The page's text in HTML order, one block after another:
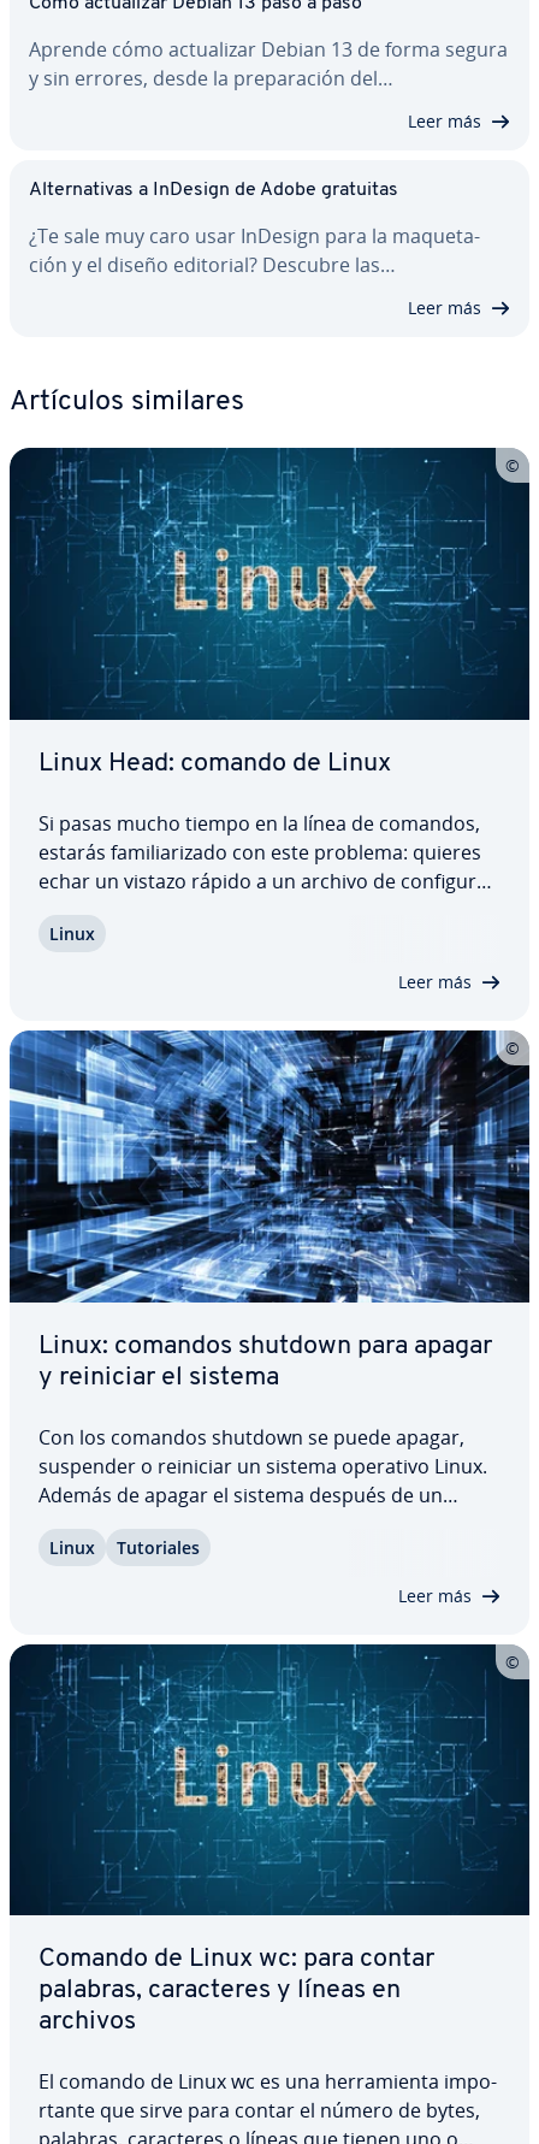
Aprende cómo ac­tua­li­zar Debian 13 de forma segura
y sin errores, desde la pre­pa­ra­ción del…
Leer más
Al­te­r­na­ti­vas a InDesign de Adobe gratuitas
¿Te sale muy caro usar InDesign para la ma­que­ta­
ción y el diseño editorial? Descubre las…
Leer más
Artículos similares
Linux Head: comando de Linux
Si pasas mucho tiempo en la línea de comandos,
estarás fa­mi­lia­ri­za­do con este problema: quieres
echar un vistazo rápido a un archivo de co­n­fi­gu­ra­
comando Linux Head esto es muy fácil. Además,
Linux
Leer más
Linux: comandos shutdown para apagar
y reiniciar el sistema
Con los comandos shutdown se puede apagar,
suspender o reiniciar un sistema operativo Linux.
Además de apagar el sistema después de un
fuente de ali­me­n­ta­ción principal, co­n­fi­gu­rar un
Linux Tu­to­ria­les
Leer más
Comando de Linux wc: para contar
palabras, ca­ra­c­te­res y líneas en
archivos
El comando de Linux wc es una he­rra­mie­n­ta im­po­
r­ta­n­te que sirve para contar el número de bytes,